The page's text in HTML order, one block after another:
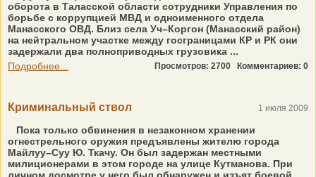
оборота в Таласской области сотрудники Управления по
борьбе с коррупцией МВД и одноименного отдела
Манасского ОВД. Близ села Уч–Коргон (Манасский район)
на нейтральном участке между госграницами КР и РК они
задержали два полноприводных грузовика ...
Подробнее...
Просмотров: 2700 Комментариев: 0
Криминальный ствол 1 июля 2009
Пока только обвинения в незаконном хранении
огнестрельного оружия предъявлены жителю города
Майлуу–Суу Ю. Ткачу. Он был задержан местными
милиционерами в этом городе на улице Кутманова. При